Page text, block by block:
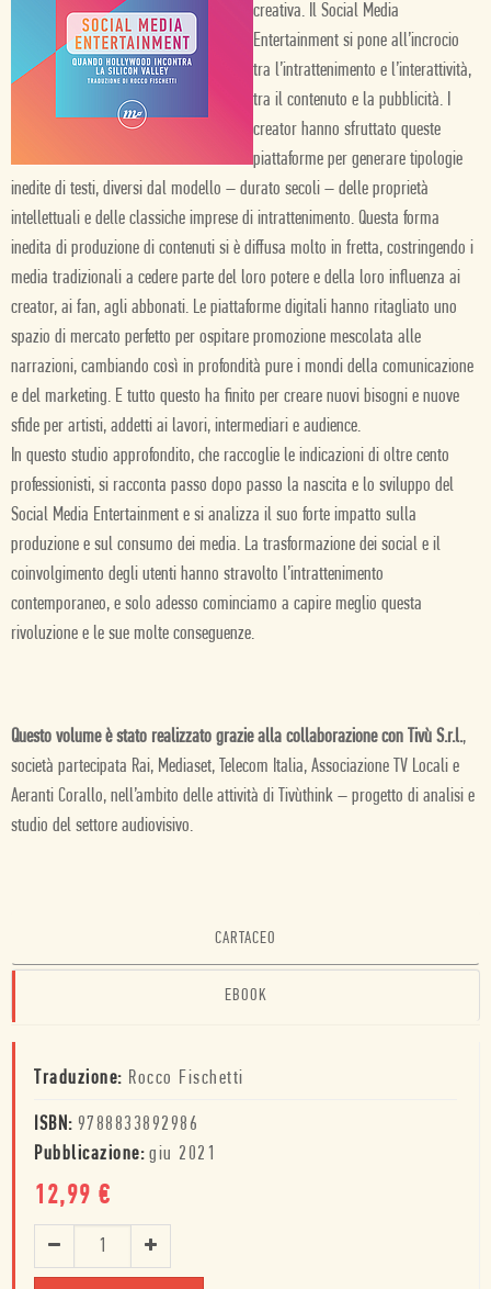
creativa. Il Social Media
Entertainment si pone all’incrocio
tra l’intrattenimento e l’interattività,
tra il contenuto e la pubblicità. I
creator hanno sfruttato queste
piattaforme per generare tipologie
inedite di testi, diversi dal modello – durato secoli – delle proprietà
intellettuali e delle classiche imprese di intrattenimento. Questa forma
inedita di produzione di contenuti si è diffusa molto in fretta, costringendo i
media tradizionali a cedere parte del loro potere e della loro influenza ai
creator, ai fan, agli abbonati. Le piattaforme digitali hanno ritagliato uno
spazio di mercato perfetto per ospitare promozione mescolata alle
narrazioni, cambiando così in profondità pure i mondi della comunicazione
e del marketing. E tutto questo ha finito per creare nuovi bisogni e nuove
sfide per artisti, addetti ai lavori, intermediari e audience.
In questo studio approfondito, che raccoglie le indicazioni di oltre cento
professionisti, si racconta passo dopo passo la nascita e lo sviluppo del
Social Media Entertainment e si analizza il suo forte impatto sulla
produzione e sul consumo dei media. La trasformazione dei social e il
coinvolgimento degli utenti hanno stravolto l’intrattenimento
contemporaneo, e solo adesso cominciamo a capire meglio questa
rivoluzione e le sue molte conseguenze.
Questo volume è stato realizzato grazie alla collaborazione con Tivù S.r.l.,
società partecipata Rai, Mediaset, Telecom Italia, Associazione TV Locali e
Aeranti Corallo, nell’ambito delle attività di Tivùthink – progetto di analisi e
studio del settore audiovisivo.
CARTACEO
EBOOK
Traduzione: Rocco Fischetti
ISBN: 9788833892986
Pubblicazione: giu 2021
12,99 €